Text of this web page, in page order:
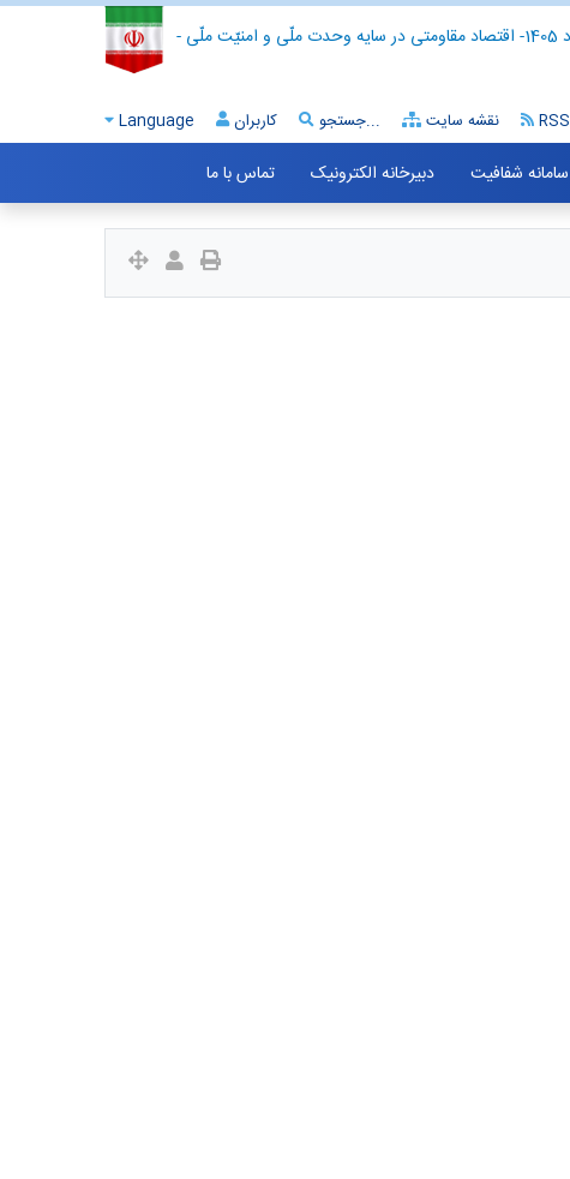
- اقتصاد مقاومتی در سایه وحدت ملّی و امنیّت ملّی -
Language کاربران جستجو... نقشه سایت RSS
سامانه شفافیت دبیرخانه الکترونیک تماس با ما